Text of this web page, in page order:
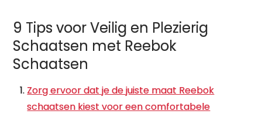
9 Tips voor Veilig en Plezierig
Schaatsen met Reebok
Schaatsen
Zorg ervoor dat je de juiste maat Reebok
schaatsen kiest voor een comfortabele